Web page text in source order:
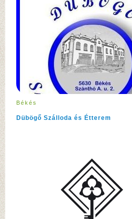
Békés
Dübögő Szálloda és Étterem